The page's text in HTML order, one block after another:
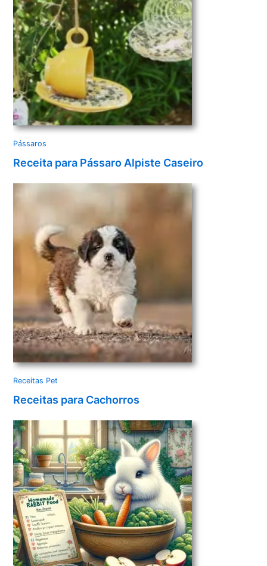
Pássaros
Receita para Pássaro Alpiste Caseiro
Receitas Pet
Receitas para Cachorros